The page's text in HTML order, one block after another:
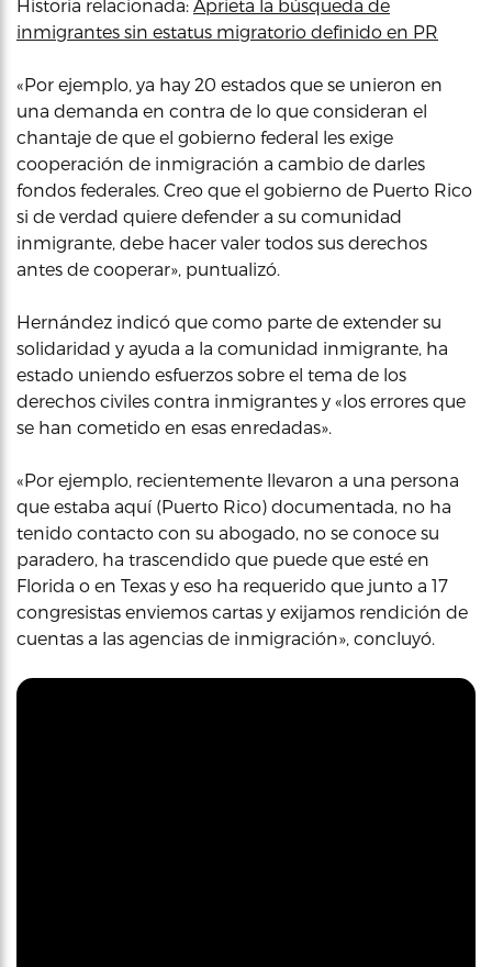
Historia relacionada: Aprieta la búsqueda de
inmigrantes sin estatus migratorio definido en PR
«Por ejemplo, ya hay 20 estados que se unieron en
una demanda en contra de lo que consideran el
chantaje de que el gobierno federal les exige
cooperación de inmigración a cambio de darles
fondos federales. Creo que el gobierno de Puerto Rico
si de verdad quiere defender a su comunidad
inmigrante, debe hacer valer todos sus derechos
antes de cooperar», puntualizó.
Hernández indicó que como parte de extender su
solidaridad y ayuda a la comunidad inmigrante, ha
estado uniendo esfuerzos sobre el tema de los
derechos civiles contra inmigrantes y «los errores que
se han cometido en esas enredadas».
«Por ejemplo, recientemente llevaron a una persona
que estaba aquí (Puerto Rico) documentada, no ha
tenido contacto con su abogado, no se conoce su
paradero, ha trascendido que puede que esté en
Florida o en Texas y eso ha requerido que junto a 17
congresistas enviemos cartas y exijamos rendición de
cuentas a las agencias de inmigración», concluyó.